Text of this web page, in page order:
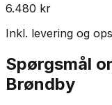
6.480 kr
Inkl. levering og
Spørgsmål
Brøndby